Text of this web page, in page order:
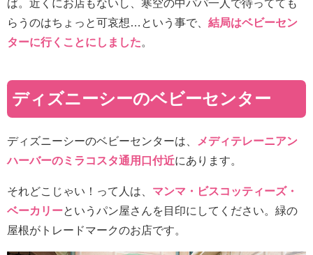
ば。近くにお店もないし、寒空の中パパ一人で待ってても
らうのはちょっと可哀想…という事で、 結局はベビーセン
ターに行くことにしました。
ディズニーシーのベビーセンター
ディズニーシーのベビーセンターは、
メディテレーニアン
ハーバーのミラコスタ通用口付近にあります。
それどこじゃい！って人は、 マンマ・ビスコッティーズ・
ベーカリーというパン屋さんを目印にしてください。緑の
屋根がトレードマークのお店です。